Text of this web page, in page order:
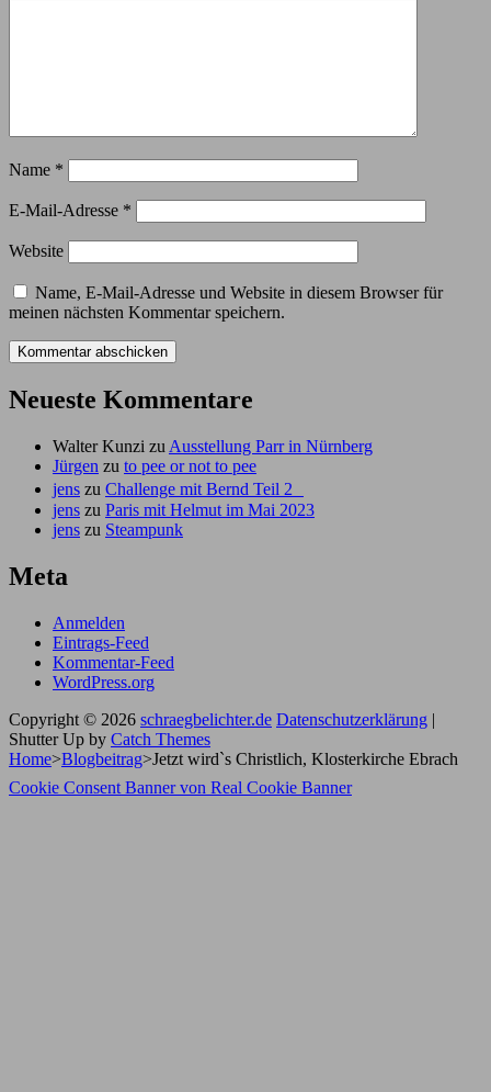
Name *
E-Mail-Adresse *
Website
Name, E-Mail-Adresse und Website in diesem Browser für
meinen nächsten Kommentar speichern.
Neueste Kommentare
Walter Kunzi zu Ausstellung Parr in Nürnberg
Jürgen zu to pee or not to pee
jens zu Challenge mit Bernd Teil 2
jens zu Paris mit Helmut im Mai 2023
jens zu Steampunk
Meta
Anmelden
Eintrags-Feed
Kommentar-Feed
WordPress.org
Copyright © 2026 schraegbelichter.de Datenschutzerklärung |
Shutter Up by Catch Themes
Home>Blogbeitrag>Jetzt wird`s Christlich, Klosterkirche Ebrach
Scroll
Cookie Consent Banner von Real Cookie Banner